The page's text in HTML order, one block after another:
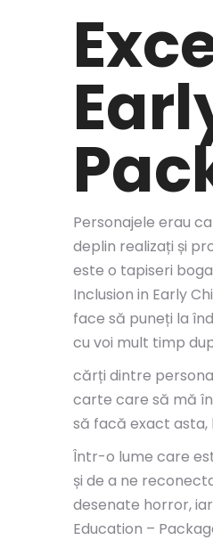
Personajele erau
deplin realizați și
este o tapiseri
Inclusion in Early
face să puneți la
cu voi mult timp
cărți dintre
carte care să mă
să facă exact asta,
Într-o lume care
și de a ne
desenate horror,
Education –